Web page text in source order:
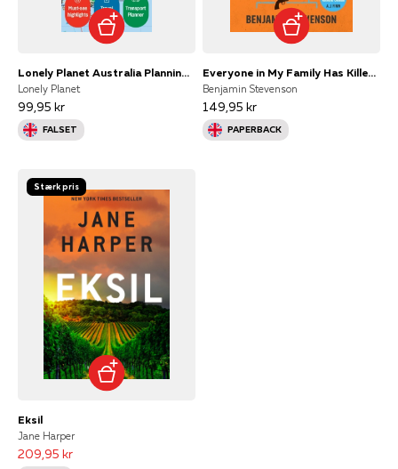
Lonely Planet Australia Planning Map
Lonely Planet
99,95 kr
FALSET
Everyone in My Family Has Killed Someone
Benjamin Stevenson
149,95 kr
PAPERBACK
Stærk pris
Eksil
Jane Harper
209,95 kr